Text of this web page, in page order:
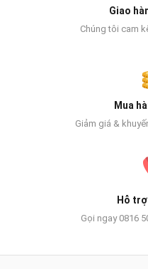
Giao
Chúng tôi cam
Mua
Giảm giá &
Hỗ
Gọi ngay 0816